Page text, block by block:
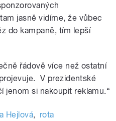
jasně vidíme, že vůbec
do kampaně, tím lepší
řádově více než ostatní
V prezidentské
jenom si nakoupit reklamu.“
Hejlová, rota